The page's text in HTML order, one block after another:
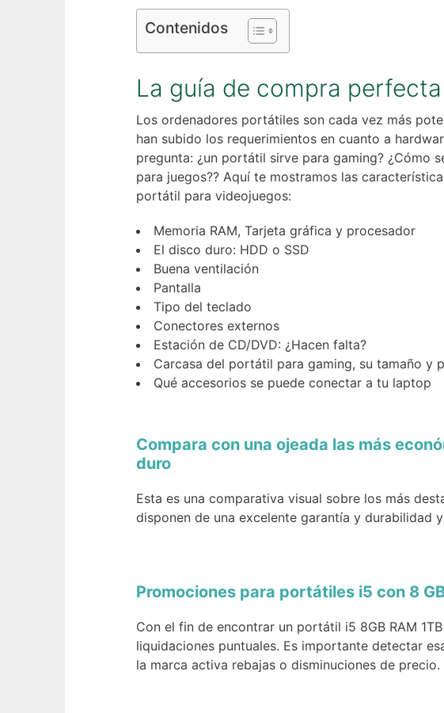
Contenidos
La guía de compra perfecta
Los ordenadores portátiles son cada vez más
han subido los requerimientos en cuanto a
pregunta: ¿un portátil sirve para gaming? ¿Cómo
para juegos?? Aquí te mostramos las
portátil para videojuegos:
Memoria RAM, Tarjeta gráfica y procesador
El disco duro: HDD o SSD
Buena ventilación
Pantalla
Tipo del teclado
Conectores externos
Estación de CD/DVD: ¿Hacen falta?
Carcasa del portátil para gaming, su tamaño y
Qué accesorios se puede conectar a tu laptop
Compara con una ojeada las más
duro
Esta es una comparativa visual sobre los más
disponen de una excelente garantía y durabilidad
Promociones para portátiles i5 con 8
Con el fin de encontrar un portátil i5 8GB RAM
liquidaciones puntuales. Es importante detectar
la marca activa rebajas o disminuciones de precio.